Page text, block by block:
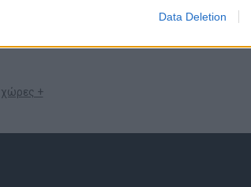
Data Deletion
χώρες +